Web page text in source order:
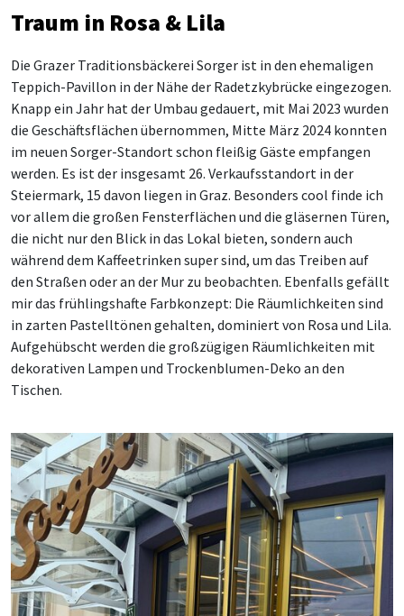
Traum in Rosa & Lila
Die Grazer Traditionsbäckerei Sorger ist in den ehemaligen
Teppich-Pavillon in der Nähe der Radetzkybrücke eingezogen.
Knapp ein Jahr hat der Umbau gedauert, mit Mai 2023 wurden
die Geschäftsflächen übernommen, Mitte März 2024 konnten
im neuen Sorger-Standort schon fleißig Gäste empfangen
werden. Es ist der insgesamt 26. Verkaufsstandort in der
Steiermark, 15 davon liegen in Graz. Besonders cool finde ich
vor allem die großen Fensterflächen und die gläsernen Türen,
die nicht nur den Blick in das Lokal bieten, sondern auch
während dem Kaffeetrinken super sind, um das Treiben auf
den Straßen oder an der Mur zu beobachten. Ebenfalls gefällt
mir das frühlingshafte Farbkonzept: Die Räumlichkeiten sind
in zarten Pastelltönen gehalten, dominiert von Rosa und Lila.
Aufgehübscht werden die großzügigen Räumlichkeiten mit
dekorativen Lampen und Trockenblumen-Deko an den
Tischen.